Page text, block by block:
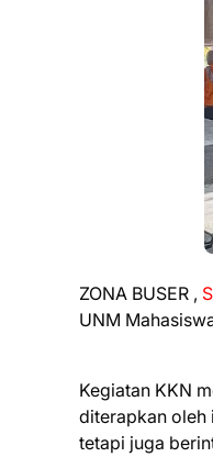
ZONA BUSER ,
UNM
Kegiatan KKN
diterapkan oleh
tetapi juga